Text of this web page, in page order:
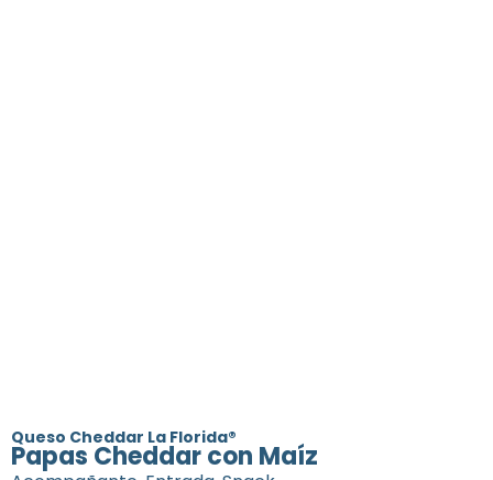
Queso Cheddar La Florida®
Papas Cheddar con Maíz